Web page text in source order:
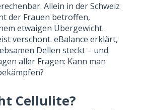
Allein in der Schweiz
der Frauen betroffen,
etwaigen Übergewicht.
verschont. eBalance erklärt,
Dellen steckt – und
aller Fragen: Kann man
Cellulite?